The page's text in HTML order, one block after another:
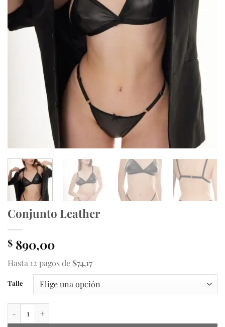
Conjunto Leather
$ 890,00
Hasta 12 pagos de $74,17
Talle